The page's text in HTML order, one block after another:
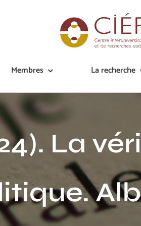
Membres La recherche
La